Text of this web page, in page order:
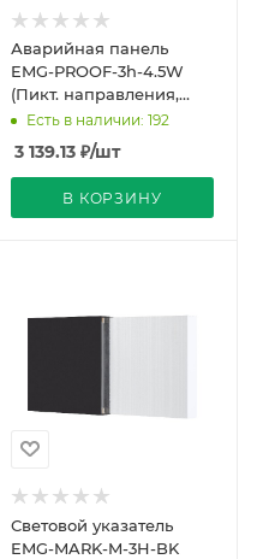
Аварийная панель
EMG-PROOF-3h-4.5W
(Пикт. направления,
IP65) (Arlight, IP65
Пластик, 3 года)
Есть в наличии: 192
3 139.13₽/шт
В КОРЗИНУ
Световой указатель
EMG-MARK-M-3H-BK